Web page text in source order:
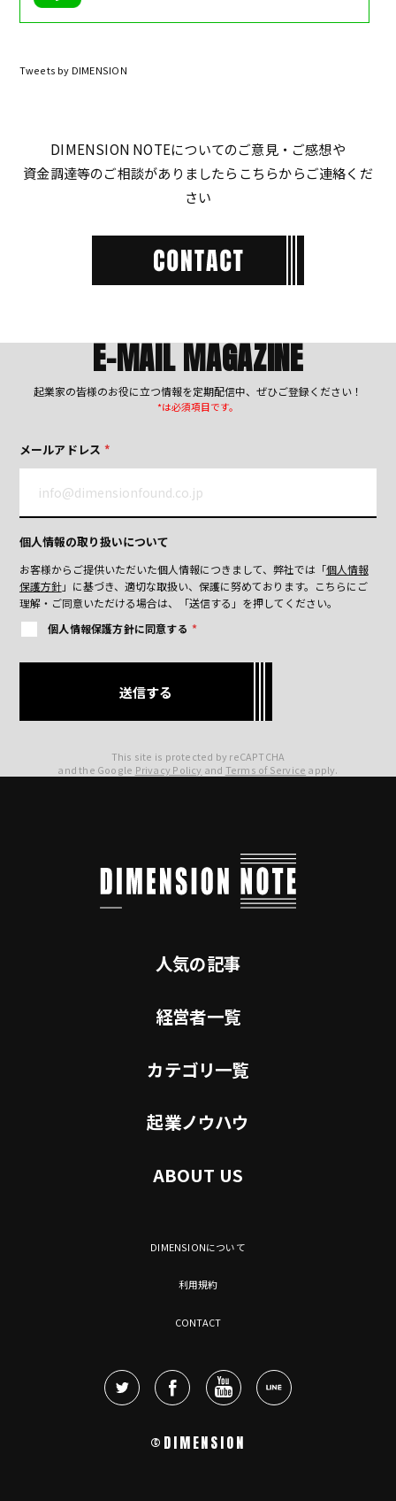
Tweets by DIMENSION
DIMENSION NOTEについてのご意見・ご感想や
資金調達等のご相談がありましたらこちらからご連絡くだ
さい
E-MAIL MAGAZINE
起業家の皆様のお役に立つ情報を定期配信中、ぜひご登録ください！
*は必須項目です。
メールアドレス *
個人情報の取り扱いについて
お客様からご提供いただいた個人情報につきまして、弊社では「個人情報
保護方針」に基づき、適切な取扱い、保護に努めております。 こちらにご
理解・ご同意いただける場合は、「送信する」を押してください。
個人情報保護方針に同意する *
This site is protected by reCAPTCHA
and the Google Privacy Policy and Terms of Service apply.
人気の記事
経営者一覧
カテゴリ一覧
起業ノウハウ
ABOUT US
DIMENSIONについて
利用規約
CONTACT
©DIMENSION